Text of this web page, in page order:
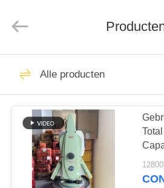
HUIS
PRODUCTEN
ONGEVEER
ONS
Co.,Ltd
Ltd..
Totale Post
Alle producten
stof-